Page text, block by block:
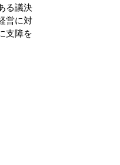
る議決
営に対
支障を